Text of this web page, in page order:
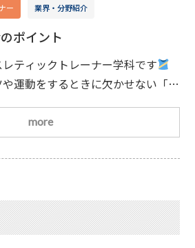
ー 業界・分野紹介
ポイント
レティックトレーナー学科です
運動をするときに欠かせない「水
を取ることが大切なのは知って
。でも、「とりあえず水を飲んで
けではありません
水分補給でま
％以内におさまるよう
more